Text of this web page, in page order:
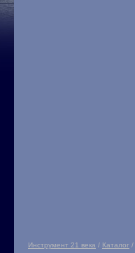
Инструмент 21 века / Каталог /